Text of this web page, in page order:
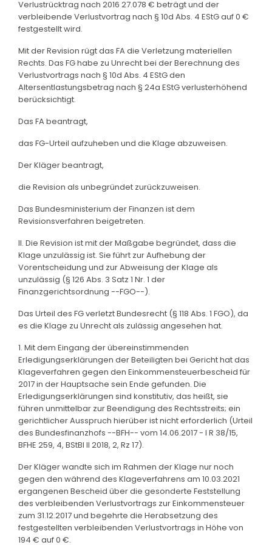
Verlustrücktrag nach 2016 27.078 € beträgt und der
verbleibende Verlustvortrag nach § 10d Abs. 4 EStG auf 0 €
festgestellt wird.
Mit der Revision rügt das FA die Verletzung materiellen
Rechts. Das FG habe zu Unrecht bei der Berechnung des
Verlustvortrags nach § 10d Abs. 4 EStG den
Altersentlastungsbetrag nach § 24a EStG verlusterhöhend
berücksichtigt.
Das FA beantragt,
das FG-Urteil aufzuheben und die Klage abzuweisen.
Der Kläger beantragt,
die Revision als unbegründet zurückzuweisen.
Das Bundesministerium der Finanzen ist dem
Revisionsverfahren beigetreten.
II. Die Revision ist mit der Maßgabe begründet, dass die
Klage unzulässig ist. Sie führt zur Aufhebung der
Vorentscheidung und zur Abweisung der Klage als
unzulässig (§ 126 Abs. 3 Satz 1 Nr. 1 der
Finanzgerichtsordnung --FGO--).
Das Urteil des FG verletzt Bundesrecht (§ 118 Abs. 1 FGO), da
es die Klage zu Unrecht als zulässig angesehen hat.
1. Mit dem Eingang der übereinstimmenden
Erledigungserklärungen der Beteiligten bei Gericht hat das
Klageverfahren gegen den Einkommensteuerbescheid für
2017 in der Hauptsache sein Ende gefunden. Die
Erledigungserklärungen sind konstitutiv, das heißt, sie
führen unmittelbar zur Beendigung des Rechtsstreits; ein
gerichtlicher Ausspruch hierüber ist nicht erforderlich (Urteil
des Bundesfinanzhofs --BFH-- vom 14.06.2017 - I R 38/15,
BFHE 259, 4, BStBl II 2018, 2, Rz 17).
Der Kläger wandte sich im Rahmen der Klage nur noch
gegen den während des Klageverfahrens am 10.03.2021
ergangenen Bescheid über die gesonderte Feststellung
des verbleibenden Verlustvortrags zur Einkommensteuer
zum 31.12.2017 und begehrte die Herabsetzung des
festgestellten verbleibenden Verlustvortrags in Höhe von
194 € auf 0 €.